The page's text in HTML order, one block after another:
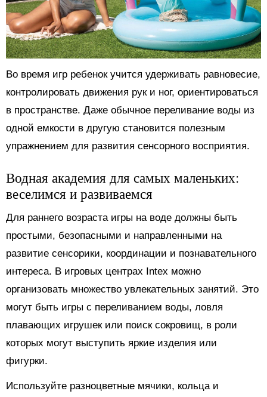
Во время игр ребенок учится удерживать равновесие,
контролировать движения рук и ног, ориентироваться
в пространстве. Даже обычное переливание воды из
одной емкости в другую становится полезным
упражнением для развития сенсорного восприятия.
Водная академия для самых маленьких:
веселимся и развиваемся
Для раннего возраста игры на воде должны быть
простыми, безопасными и направленными на
развитие сенсорики, координации и познавательного
интереса. В игровых центрах Intex можно
организовать множество увлекательных занятий. Это
могут быть игры с переливанием воды, ловля
плавающих игрушек или поиск сокровищ, в роли
которых могут выступить яркие изделия или
фигурки.
Используйте разноцветные мячики, кольца и